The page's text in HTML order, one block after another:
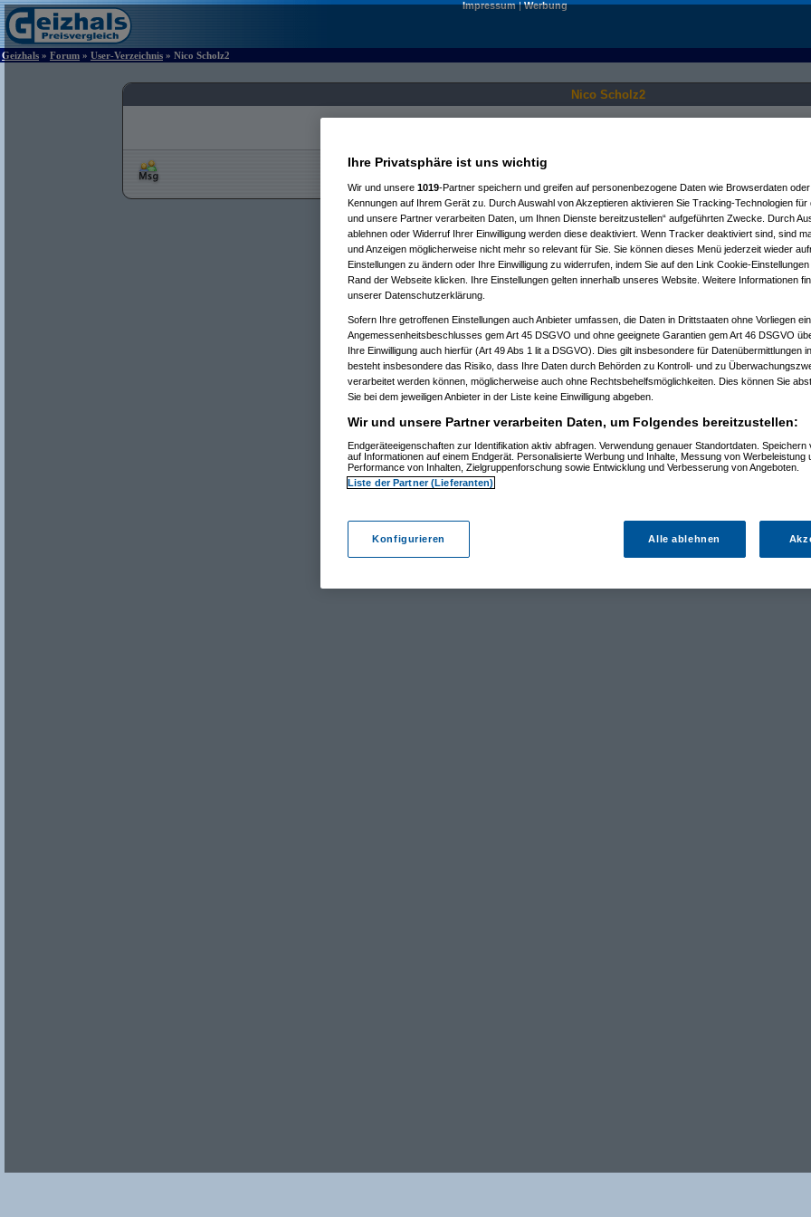
Impressum|Werbung
Geizhals » Forum » User-Verzeichnis » Nico Scholz2
Nico Scholz2
Ihre Privatsphäre ist uns wichtig
Wir und unsere 1019-Partner speichern und greifen auf personenbezogene Daten wie Browserdaten
Kennungen auf Ihrem Gerät zu. Durch Auswahl von Akzeptieren aktivieren Sie Tracking-Technologien für
und unsere Partner verarbeiten Daten, um Ihnen Dienste bereitzustellen“ aufgeführten Zwecke. Durch
ablehnen oder Widerruf Ihrer Einwilligung werden diese deaktiviert. Wenn Tracker deaktiviert sind, sind
und Anzeigen möglicherweise nicht mehr so relevant für Sie. Sie können dieses Menü jederzeit wieder
Einstellungen zu ändern oder Ihre Einwilligung zu widerrufen, indem Sie auf den Link Cookie-
Rand der Webseite klicken. Ihre Einstellungen gelten innerhalb unseres Website. Weitere Informationen
unserer Datenschutzerklärung.
Sofern Ihre getroffenen Einstellungen auch Anbieter umfassen, die Daten in Drittstaaten ohne Vorliegen
Angemessenheitsbeschlusses gem Art 45 DSGVO und ohne geeignete Garantien gem Art 46 DSGVO
Ihre Einwilligung auch hierfür (Art 49 Abs 1 lit a DSGVO). Dies gilt insbesondere für Datenübermittlungen
besteht insbesondere das Risiko, dass Ihre Daten durch Behörden zu Kontroll- und zu
verarbeitet werden können, möglicherweise auch ohne Rechtsbehelfsmöglichkeiten. Dies können Sie
Sie bei dem jeweiligen Anbieter in der Liste keine Einwilligung abgeben.
Wir und unsere Partner verarbeiten Daten, um Folgendes bereitzustellen:
Endgeräteeigenschaften zur Identifikation aktiv abfragen. Verwendung genauer Standortdaten. Speichern
auf Informationen auf einem Endgerät. Personalisierte Werbung und Inhalte, Messung von Werbeleistung
Performance von Inhalten, Zielgruppenforschung sowie Entwicklung und Verbesserung von Angeboten.
Liste der Partner (Lieferanten)
Konfigurieren Alle ablehnen